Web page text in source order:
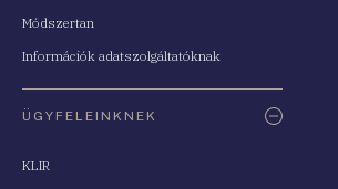
Módszertan
Információk adatszolgáltatóknak
ÜGYFELEINKNEK
KLIR